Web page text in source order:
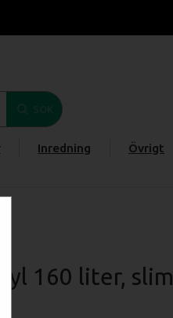
Inredning Övrigt
160 liter, slim